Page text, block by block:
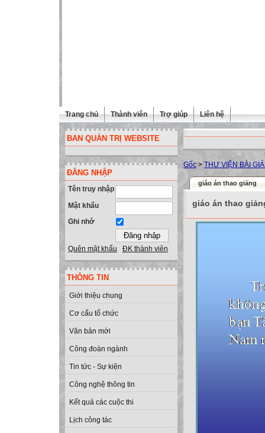
Trang chủ Thành viên Trợ giúp Liên hệ
BAN QUẢN TRỊ WEBSITE
ĐĂNG NHẬP
Tên truy nhập
Mật khẩu
Ghi nhớ
Quên mật khẩu ĐK thành viên
THÔNG TIN
Giới thiệu chung
Cơ cấu tổ chức
Văn bản mới
Công đoàn ngành
Tin tức - Sự kiện
Công nghệ thông tin
Kết quả các cuộc thi
Lịch công tác
Gốc > THƯ VIỆN BÀI
giáo án thao giảng
giáo án thao